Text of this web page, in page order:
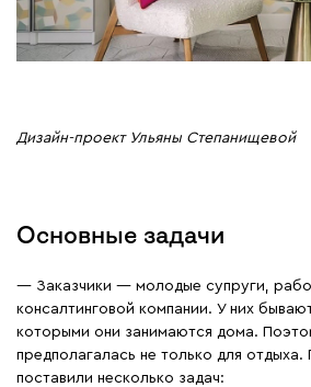
Дизайн-проект Ульяны Степанищевой
Основные задачи
— Заказчики — молодые супруги,
консалтинговой компании. У них
которыми они занимаются дома.
предполагалась не только для отдыха.
поставили несколько задач: